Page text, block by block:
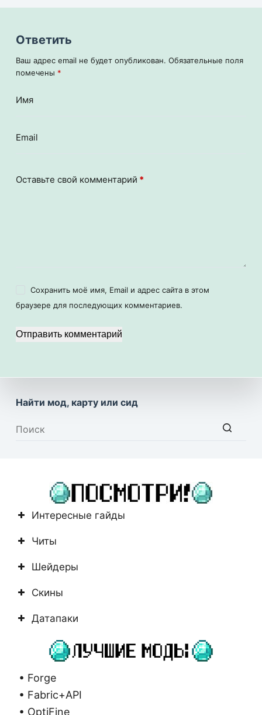
Ответить
Ваш адрес email не будет опубликован. Обязательные поля
помечены *
Имя
Email
Оставьте свой комментарий *
Сохранить моё имя, Email и адрес сайта в этом
браузере для последующих комментариев.
Отправить комментарий
Найти мод, карту или сид
Интересные гайды
Читы
Шейдеры
Скины
Датапаки
• Forge
• Fabric+API
• OptiFine